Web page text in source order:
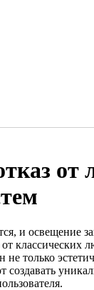
от
и освещение
классических
только